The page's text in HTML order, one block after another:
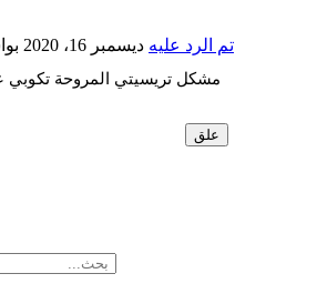
تم الرد عليه ديسمبر 16، 2020
مشكل تريسيتي المروحة تكوبي